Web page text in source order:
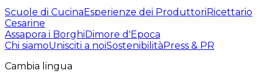
Scuole di CucinaEsperienze dei ProduttoriRicettario
Cesarine
Assapora i BorghiDimore d'Epoca
Chi siamoUnisciti a noiSostenibilitàPress & PR
Cambia lingua